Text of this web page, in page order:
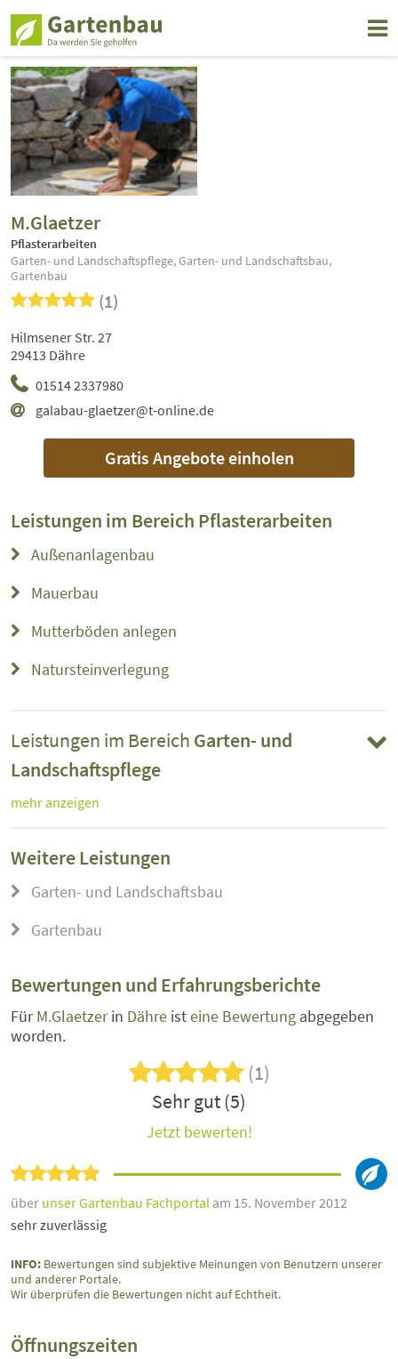
M.Glaetzer
Pflasterarbeiten
Garten- und Landschaftspflege, Garten- und Landschaftsbau,
Gartenbau
(1)
01514 2337980
galabau-glaetzer@t-online.de
Hilmsener Str. 27
29413 Dähre
Gratis Angebote einholen
Leistungen im Bereich Pflasterarbeiten
Außenanlagenbau
Mauerbau
Mutterböden anlegen
Natursteinverlegung
Leistungen im Bereich Garten- und
Landschaftspflege
mehr anzeigen
Weitere Leistungen
Garten- und Landschaftsbau
Gartenbau
Bewertungen und Erfahrungsberichte
FürM.Glaetzerin Dähre isteine Bewertung abgegeben
worden.
(1)
Sehr gut (5)
Jetzt bewerten!
über unser Gartenbau Fachportal am 15. November 2012
sehr zuverlässig
INFO: Bewertungen sind subjektive Meinungen von Benutzern unserer
und anderer Portale.
Wir überprüfen die Bewertungen nicht auf Echtheit.
Öffnungszeiten